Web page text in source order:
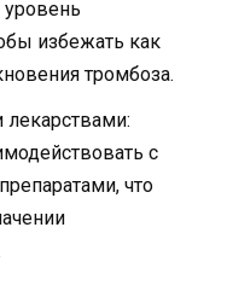
уровень
избежать как
тромбоза.
лекарствами:
с
что